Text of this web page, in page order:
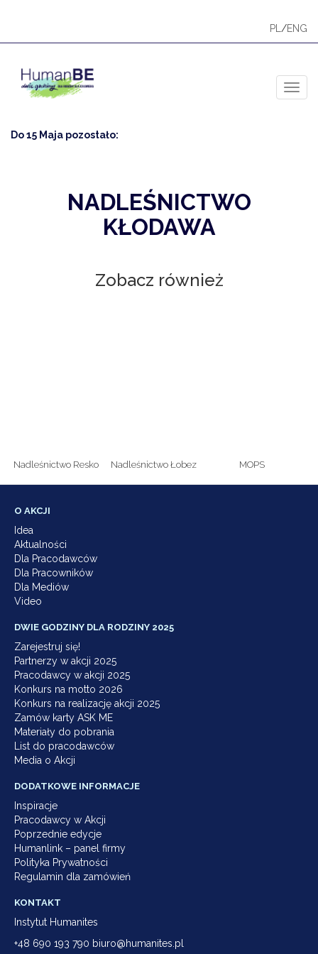
PL /ENG
Do 15 Maja pozostało:
NADLEŚNICTWO
KŁODAWA
Zobacz również
Nadleśnictwo Resko Nadleśnictwo Łobez MOPS
O AKCJI
Idea
Aktualności
Dla Pracodawców
Dla Pracowników
Dla Mediów
Video
DWIE GODZINY DLA RODZINY 2025
Zarejestruj się!
Partnerzy w akcji 2025
Pracodawcy w akcji 2025
Konkurs na motto 2026
Konkurs na realizację akcji 2025
Zamów karty ASK ME
Materiały do pobrania
List do pracodawców
Media o Akcji
DODATKOWE INFORMACJE
Inspiracje
Pracodawcy w Akcji
Poprzednie edycje
Humanlink – panel firmy
Polityka Prywatności
Regulamin dla zamówień
KONTAKT
Instytut Humanites
+48 690 193 790 biuro@humanites.pl